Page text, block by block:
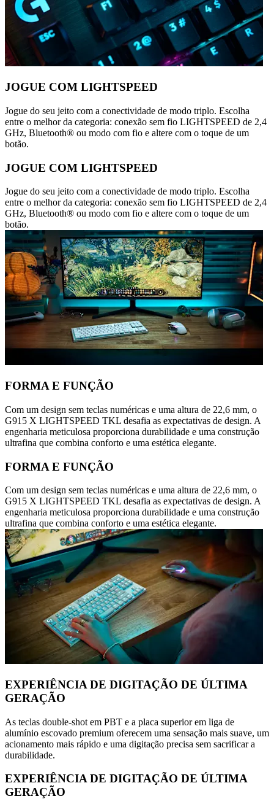
JOGUE COM LIGHTSPEED
Jogue do seu jeito com a conectividade de modo triplo. Escolha
entre o melhor da categoria: conexão sem fio LIGHTSPEED de 2,4
GHz, Bluetooth® ou modo com fio e altere com o toque de um
botão.
JOGUE COM LIGHTSPEED
Jogue do seu jeito com a conectividade de modo triplo. Escolha
entre o melhor da categoria: conexão sem fio LIGHTSPEED de 2,4
GHz, Bluetooth® ou modo com fio e altere com o toque de um
botão.
FORMA E FUNÇÃO
Com um design sem teclas numéricas e uma altura de 22,6 mm, o
G915 X LIGHTSPEED TKL desafia as expectativas de design. A
engenharia meticulosa proporciona durabilidade e uma construção
ultrafina que combina conforto e uma estética elegante.
FORMA E FUNÇÃO
Com um design sem teclas numéricas e uma altura de 22,6 mm, o
G915 X LIGHTSPEED TKL desafia as expectativas de design. A
engenharia meticulosa proporciona durabilidade e uma construção
ultrafina que combina conforto e uma estética elegante.
EXPERIÊNCIA DE DIGITAÇÃO DE ÚLTIMA
GERAÇÃO
As teclas double-shot em PBT e a placa superior em liga de
alumínio escovado premium oferecem uma sensação mais suave, um
acionamento mais rápido e uma digitação precisa sem sacrificar a
durabilidade.
EXPERIÊNCIA DE DIGITAÇÃO DE ÚLTIMA
GERAÇÃO